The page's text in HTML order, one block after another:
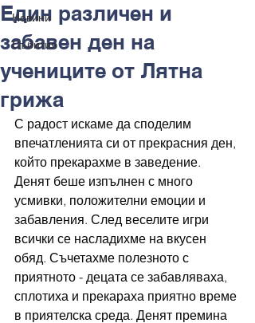
Новини
Събития
Един различен и
забавен ден на
учениците от Лятна
грижа
С радост искаме да споделим
впечатленията си от прекрасния ден,
който прекарахме в заведение.
Денят беше изпълнен с много
усмивки, положителни емоции и
забавления. След веселите игри
всички се насладихме на вкусен
обяд. Съчетахме полезното с
приятното - децата се забавляваха,
сплотиха и прекараха приятно време
в приятелска среда. Денят премина